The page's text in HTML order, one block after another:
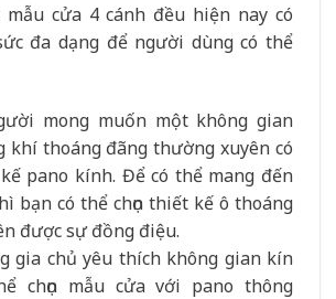
mẫu cửa 4 cánh đều hiện nay có
đa dạng để người dùng có thể
mong muốn một không gian
khí thoáng đãng thường xuyên có
pano kính. Để có thể mang đến
bạn có thể chọn thiết kế ô thoáng
được sự đồng điệu.
gia chủ yêu thích không gian kín
chọn mẫu cửa với pano thông